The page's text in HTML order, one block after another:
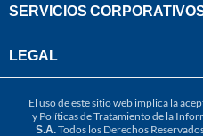
SERVICIOS
LEGAL
El uso de este sitio web implica la
y Políticas de Tratamiento de la
S.A.Todos los Derechos